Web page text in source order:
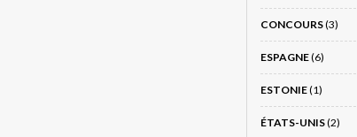
CONCOURS(3)
ESPAGNE(6)
ESTONIE(1)
ÉTATS-UNIS(2)